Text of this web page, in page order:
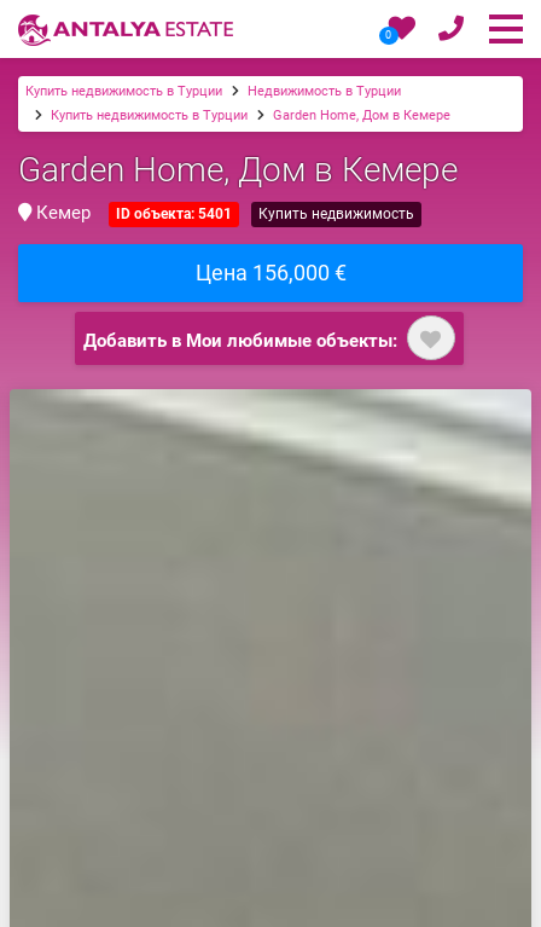
0
Купить недвижимость в Турции
Недвижимость в Турции
Купить недвижимость в Турции
Garden Home, Дом в Кемере
Garden Home, Дом в Кемере
Кемер ID объекта: 5401 Купить недвижимость
Цена 156,000 €
Добавить в Мои любимые объекты: